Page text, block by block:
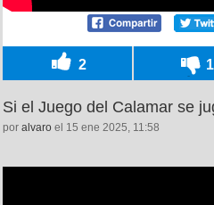
2
Si el Juego del Calamar se
por alvaro el 15 ene 2025, 11:58